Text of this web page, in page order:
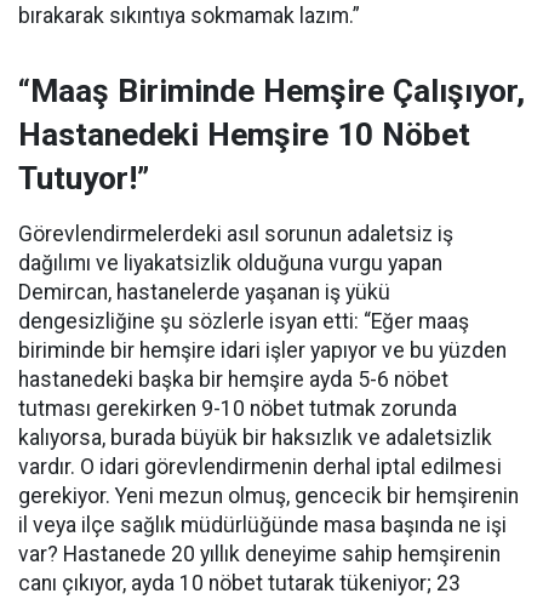
bırakarak sıkıntıya sokmamak lazım.”
“Maaş Biriminde Hemşire Çalışıyor,
Hastanedeki Hemşire 10 Nöbet
Tutuyor!”
Görevlendirmelerdeki asıl sorunun adaletsiz iş
dağılımı ve liyakatsizlik olduğuna vurgu yapan
Demircan, hastanelerde yaşanan iş yükü
dengesizliğine şu sözlerle isyan etti: “Eğer maaş
biriminde bir hemşire idari işler yapıyor ve bu yüzden
hastanedeki başka bir hemşire ayda 5-6 nöbet
tutması gerekirken 9-10 nöbet tutmak zorunda
kalıyorsa, burada büyük bir haksızlık ve adaletsizlik
vardır. O idari görevlendirmenin derhal iptal edilmesi
gerekiyor. Yeni mezun olmuş, gencecik bir hemşirenin
il veya ilçe sağlık müdürlüğünde masa başında ne işi
var? Hastanede 20 yıllık deneyime sahip hemşirenin
canı çıkıyor, ayda 10 nöbet tutarak tükeniyor; 23